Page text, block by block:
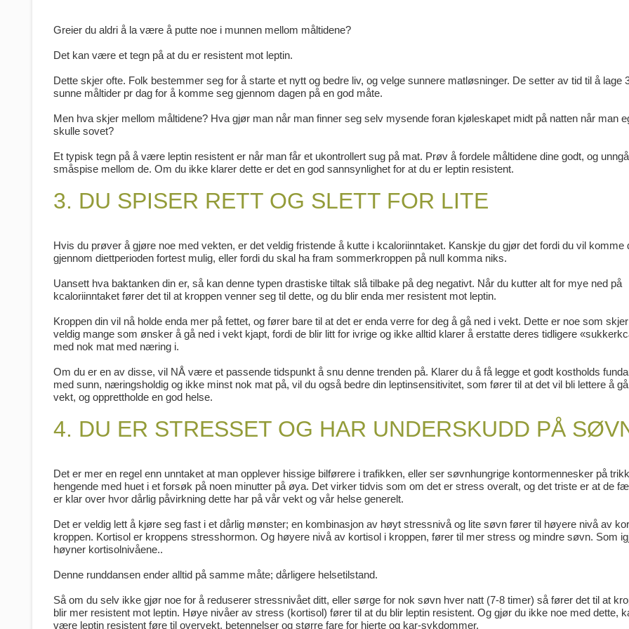
Greier du aldri å la være å putte noe i munnen mellom måltidene?
Det kan være et tegn på at du er resistent mot leptin.
Dette skjer ofte. Folk bestemmer seg for å starte et nytt og bedre liv, og velge sunnere matløsninger. De setter av tid til å lage
sunne måltider pr dag for å komme seg gjennom dagen på en god måte.
Men hva skjer mellom måltidene? Hva gjør man når man finner seg selv mysende foran kjøleskapet midt på natten når man
skulle sovet?
Et typisk tegn på å være leptin resistent er når man får et ukontrollert sug på mat. Prøv å fordele måltidene dine godt, og
småspise mellom de. Om du ikke klarer dette er det en god sannsynlighet for at du er leptin resistent.
3. DU SPISER RETT OG SLETT FOR LITE
Hvis du prøver å gjøre noe med vekten, er det veldig fristende å kutte i kcaloriinntaket. Kanskje du gjør det fordi du vil komme
gjennom diettperioden fortest mulig, eller fordi du skal ha fram sommerkroppen på null komma niks.
Uansett hva baktanken din er, så kan denne typen drastiske tiltak slå tilbake på deg negativt. Når du kutter alt for mye ned på
kcaloriinntaket fører det til at kroppen venner seg til dette, og du blir enda mer resistent mot leptin.
Kroppen din vil nå holde enda mer på fettet, og fører bare til at det er enda verre for deg å gå ned i vekt. Dette er noe som
veldig mange som ønsker å gå ned i vekt kjapt, fordi de blir litt for ivrige og ikke alltid klarer å erstatte deres tidligere
med nok mat med næring i.
Om du er en av disse, vil NÅ være et passende tidspunkt å snu denne trenden på. Klarer du å få legge et godt kostholds
med sunn, næringsholdig og ikke minst nok mat på, vil du også bedre din leptinsensitivitet, som fører til at det vil bli lettere å
vekt, og opprettholde en god helse.
4. DU ER STRESSET OG HAR UNDERSKUDD PÅ
Det er mer en regel enn unntaket at man opplever hissige bilførere i trafikken, eller ser søvnhungrige kontormennesker på
hengende med huet i et forsøk på noen minutter på øya. Det virker tidvis som om det er stress overalt, og det triste er at de
er klar over hvor dårlig påvirkning dette har på vår vekt og vår helse generelt.
Det er veldig lett å kjøre seg fast i et dårlig mønster; en kombinasjon av høyt stressnivå og lite søvn fører til høyere nivå av
kroppen. Kortisol er kroppens stresshormon. Og høyere nivå av kortisol i kroppen, fører til mer stress og mindre søvn. Som
høyner kortisolnivåene..
Denne runddansen ender alltid på samme måte; dårligere helsetilstand.
Så om du selv ikke gjør noe for å reduserer stressnivået ditt, eller sørge for nok søvn hver natt (7-8 timer) så fører det til at
blir mer resistent mot leptin. Høye nivåer av stress (kortisol) fører til at du blir leptin resistent. Og gjør du ikke noe med dette,
være leptin resistent føre til overvekt, betennelser og større fare for hjerte og kar-sykdommer.